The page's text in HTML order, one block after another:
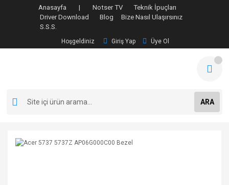
Anasayfa | Notser TV
Teknik İpuçları
Driver Download
Blog
Bize Nasıl Ulaşırsınız
S.S.S.
Hoşgeldiniz Giriş Yap Üye Ol
ARA